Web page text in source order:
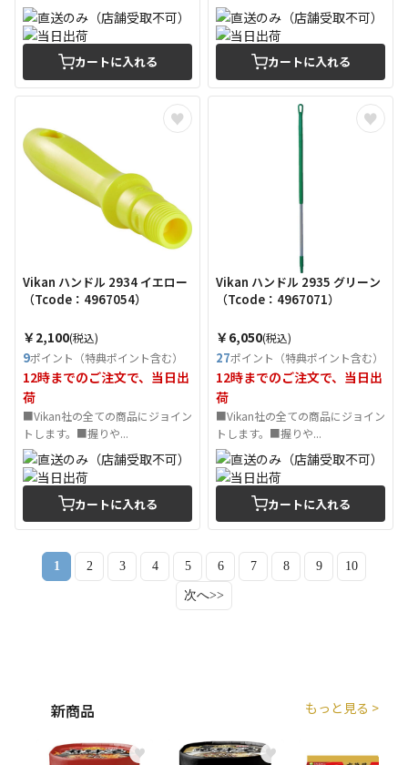
カートに入れる カートに入れる
Vikan ハンドル 2934 イエロー
（Tcode：4967054）
￥2,100(税込)
9ポイント（特典ポイント含む）
12時までのご注文で、当日出
荷
■Vikan社の全ての商品にジョイン
トします。■握りや...
カートに入れる
Vikan ハンドル 2935 グリーン
（Tcode：4967071）
￥6,050(税込)
27ポイント（特典ポイント含む）
12時までのご注文で、当日出
荷
■Vikan社の全ての商品にジョイン
トします。■握りや...
カートに入れる
1 2 3 4 5 6 7 8 9 10
次へ>>
新商品 もっと見る >
♥ ♥